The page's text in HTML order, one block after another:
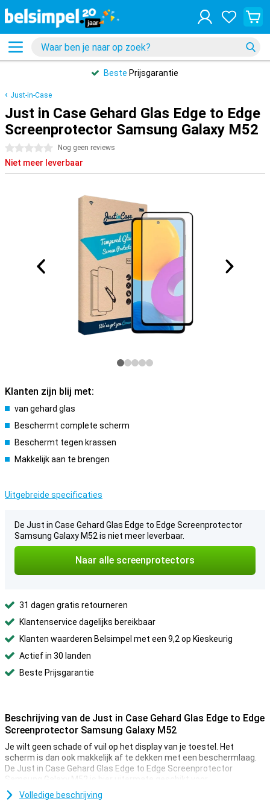
Beste Prijsgarantie
Just-in-Case
Just in Case Gehard Glas Edge to Edge
Screenprotector Samsung Galaxy M52
0 sterren Nog geen reviews
Niet meer leverbaar
Klanten zijn blij met:
van gehard glas
Beschermt complete scherm
Beschermt tegen krassen
Makkelijk aan te brengen
Uitgebreide specificaties
De Just in Case Gehard Glas Edge to Edge Screenprotector
Samsung Galaxy M52 is niet meer leverbaar.
Naar alle screenprotectors
31 dagen gratis retourneren
Klantenservice dagelijks bereikbaar
Klanten waarderen Belsimpel met een 9,2 op Kieskeurig
Actief in 30 landen
Beste Prijsgarantie
Beschrijving van de Just in Case Gehard Glas Edge to Edge
Screenprotector Samsung Galaxy M52
Je wilt geen schade of vuil op het display van je toestel. Het
scherm is dan ook makkelijk af te dekken met een beschermlaag.
De Just in Case Gehard Glas Edge to Edge Screenprotector
Samsung Galaxy M52 is hier uitermate geschikt voor.
Zoek je de beste bescherming voor het display van je Samsung
Volledige beschrijving